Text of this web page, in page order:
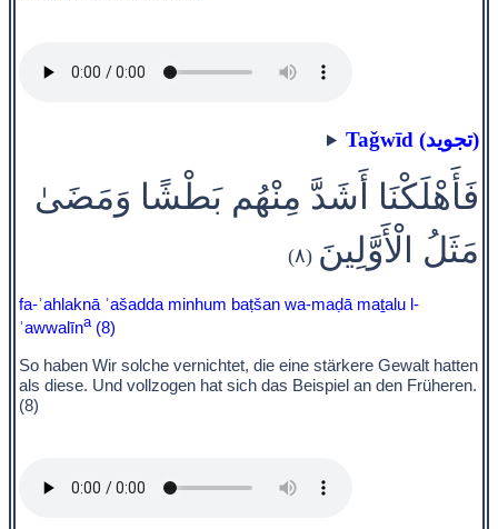
Taǧwīd (تجويد)
فَأَهْلَكْنَا أَشَدَّ مِنْهُم بَطْشًا وَمَضَىٰ
مَثَلُ الْأَوَّلِينَ (٨)
fa-ʾahlaknā ʾašadda minhum baṭšan wa-maḍā maṯalu l-
ʾawwalīna(8)
So haben Wir solche vernichtet, die eine stärkere Gewalt hatten
als diese. Und vollzogen hat sich das Beispiel an den Früheren.
(8)